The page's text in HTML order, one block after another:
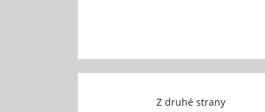
Z druhé strany